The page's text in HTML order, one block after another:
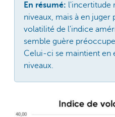
En résumé: l'incertitude
niveaux, mais à en juger
volatilité de l'indice
semble guère
Celui-ci se maintient en
niveaux.